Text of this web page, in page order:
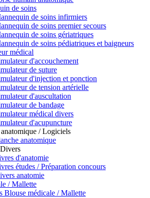
de soins
de soins infirmiers
de soins premier secours
de soins gériatriques
de soins pédiatriques et baigneurs
médical
d'accouchement
de suture
d'injection et ponction
de tension artérielle
d'auscultation
de bandage
médical divers
d'acupuncture
/ Logiciels
anatomique
d'anatomie
études / Préparation concours
anatomie
/ Mallette
Blouse médicale / Mallette